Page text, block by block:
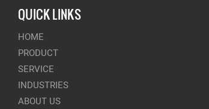
QUICK LINKS
HOME
PRODUCT
SERVICE
INDUSTRIES
ABOUT US